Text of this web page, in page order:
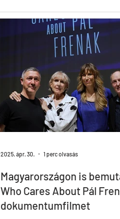
amerikai–magyar
York, Berlin, Isztambul és a
Girona után újabb köröket tesz a
maga Mundruczó Kornél készülő
kapott szerepet, társulatával
májusi bemutatójukra készül.
miatt csak a New York-i
utazhatott volna el, ottani
azonban nem tudta sínre tenni a ki
Magyarországon is
Who Cares About Pál
dokumentumfilmet
2025. ápr. 30. 1 perc olvasás